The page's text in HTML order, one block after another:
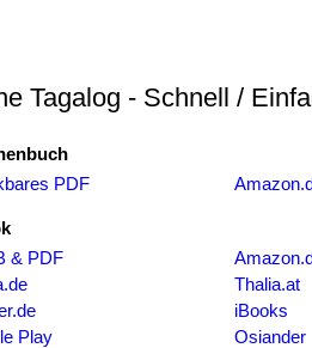
Tagalog - Schnell /
PDF
& PDF
Thalia.at
iBooks
Play
Osiander